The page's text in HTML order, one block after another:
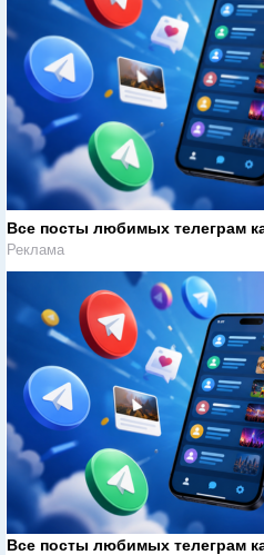
Все посты любимых телеграм
Реклама
Все посты любимых телеграм